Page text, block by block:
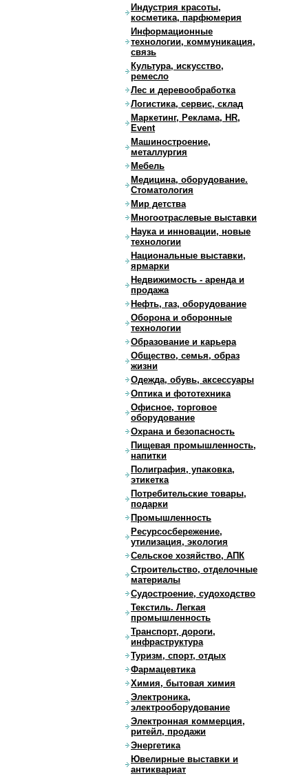
Индустрия красоты,
косметика, парфюмерия
Информационные
технологии, коммуникация,
связь
Культура, искусство,
ремесло
Лес и деревообработка
Логистика, сервис, склад
Маркетинг, Реклама, HR,
Event
Машиностроение,
металлургия
Мебель
Медицина, оборудование.
Стоматология
Мир детства
Многоотраслевые выставки
Наука и инновации, новые
технологии
Национальные выставки,
ярмарки
Недвижимость - аренда и
продажа
Нефть, газ, оборудование
Оборона и оборонные
технологии
Образование и карьера
Общество, семья, образ
жизни
Одежда, обувь, аксессуары
Оптика и фототехника
Офисное, торговое
оборудование
Охрана и безопасность
Пищевая промышленность,
напитки
Полиграфия, упаковка,
этикетка
Потребительские товары,
подарки
Промышленность
Ресурсосбережение,
утилизация, экология
Сельское хозяйство, АПК
Строительство, отделочные
материалы
Судостроение, судоходство
Текстиль. Легкая
промышленность
Транспорт, дороги,
инфраструктура
Туризм, спорт, отдых
Фармацевтика
Химия, бытовая химия
Электроника,
электрооборудование
Электронная коммерция,
ритейл, продажи
Энергетика
Ювелирные выставки и
антиквариат